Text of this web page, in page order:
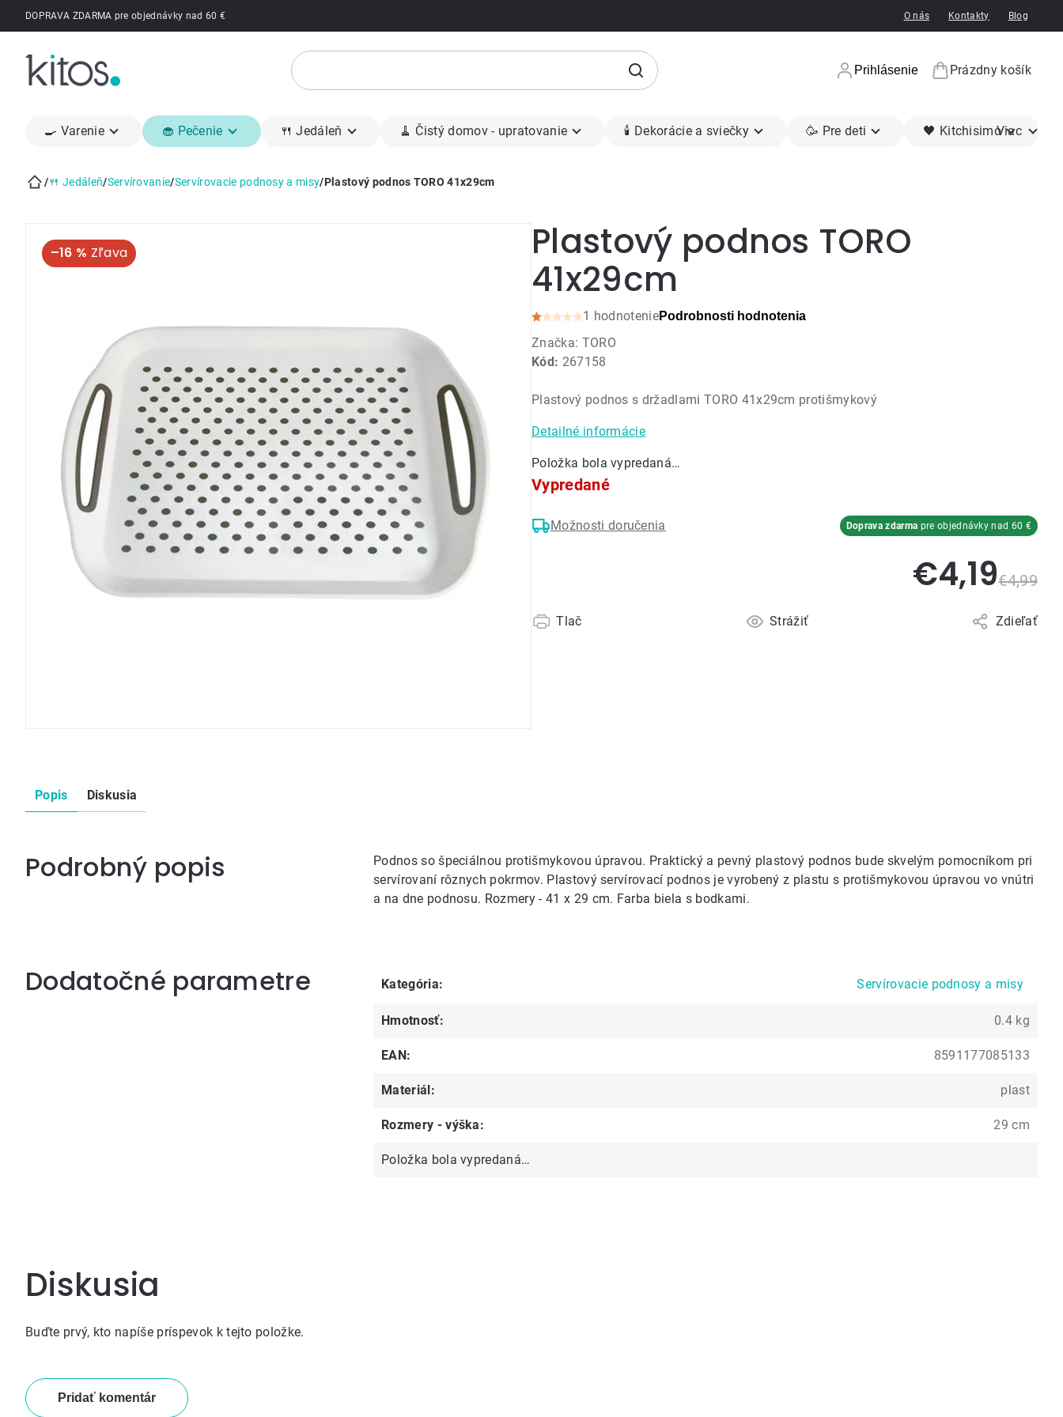
PrejsťDOPRAVA ZDARMA pre objednávky nad 60 € O nás Kontakty Blog
Prihlásenie
Nákupný
Prázdny košík
🍳 Varenie 🧁 Pečenie 🍴 Jedáleň 🧹 Čistý domov - upratovanie 🕯 Dekorácie a sviečky 🥳 Pre deti 🖤 KitchisimoViac
/🍴 Jedáleň/Servírovanie/Servírovacie podnosy a misy/Plastový podnos TORO 41x29cm
–16 %
Plastový podnos TORO
41x29cm
Kód: 267158
Priemerné
hodnotenie
produktu
1,0
5
hviezdičiek.
1 hodnoteniePodrobnosti hodnotenia
Značka: TORO
Položka bola vypredaná…
Plastový podnos s držadlami TORO 41x29cm protišmykový
Detailné informácie
Tlač Strážiť Zdieľať
Vypredané
Možnosti doručenia Doprava zdarma pre objednávky nad 60 €
€4,99
€4,19
Popis Diskusia
Podrobný popis
Podnos so špeciálnou protišmykovou úpravou. Praktický a pevný plastový podnos bude skvelým pomocníkom pri
servírovaní rôznych pokrmov. Plastový servírovací podnos je vyrobený z plastu s protišmykovou úpravou vo vnútri
a na dne podnosu. Rozmery - 41 x 29 cm. Farba biela s bodkami.
Dodatočné parametre Kategória: Servírovacie podnosy a misy
Hmotnosť: 0.4 kg
EAN: 8591177085133
Materiál: plast
Rozmery - výška: 29 cm
Položka bola vypredaná…
Diskusia
Buďte prvý, kto napíše príspevok k tejto položke.
Pridať komentár